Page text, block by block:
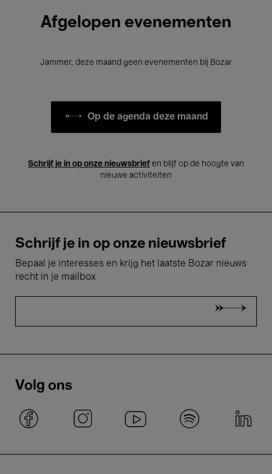
Afgelopen evenementen
Jammer, deze maand geen evenementen bij Bozar
Op de agenda deze maand
Schrijf je in op onze nieuwsbrief en blijf op de hoogte van
nieuwe activiteiten
Schrijf je in op onze nieuwsbrief
Bepaal je interesses en krijg het laatste Bozar nieuws
recht in je mailbox
Volg ons